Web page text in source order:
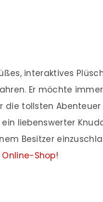
interaktives
Er möchte
tollsten Abenteuer
liebenswerter
Besitzer
Online-Shop!